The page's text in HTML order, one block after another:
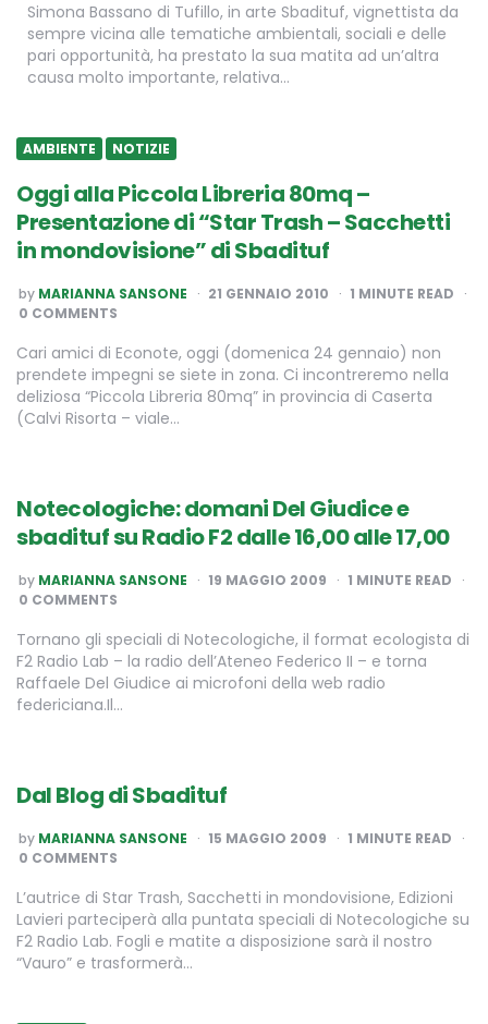
Simona Bassano di Tufillo, in arte Sbadituf, vignettista da
sempre vicina alle tematiche ambientali, sociali e delle
pari opportunità, ha prestato la sua matita ad un’altra
causa molto importante, relativa…
AMBIENTE NOTIZIE
Oggi alla Piccola Libreria 80mq –
Presentazione di “Star Trash – Sacchetti
in mondovisione” di Sbadituf
POSTED
BY
by MARIANNA SANSONE 21 GENNAIO 2010 1 MINUTE READ
0 COMMENTS
Cari amici di Econote, oggi (domenica 24 gennaio) non
prendete impegni se siete in zona. Ci incontreremo nella
deliziosa “Piccola Libreria 80mq” in provincia di Caserta
(Calvi Risorta – viale…
Notecologiche: domani Del Giudice e
sbadituf su Radio F2 dalle 16,00 alle 17,00
POSTED
BY
by MARIANNA SANSONE 19 MAGGIO 2009 1 MINUTE READ
0 COMMENTS
Tornano gli speciali di Notecologiche, il format ecologista di
F2 Radio Lab – la radio dell’Ateneo Federico II – e torna
Raffaele Del Giudice ai microfoni della web radio
federiciana.Il…
Dal Blog di Sbadituf
POSTED
BY
by MARIANNA SANSONE 15 MAGGIO 2009 1 MINUTE READ
0 COMMENTS
L’autrice di Star Trash, Sacchetti in mondovisione, Edizioni
Lavieri parteciperà alla puntata speciali di Notecologiche su
F2 Radio Lab. Fogli e matite a disposizione sarà il nostro
“Vauro” e trasformerà…